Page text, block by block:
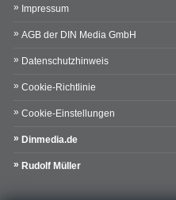
Impressum
AGB der DIN Media GmbH
Datenschutzhinweis
Cookie-Richtlinie
Cookie-Einstellungen
Dinmedia.de
Rudolf Müller